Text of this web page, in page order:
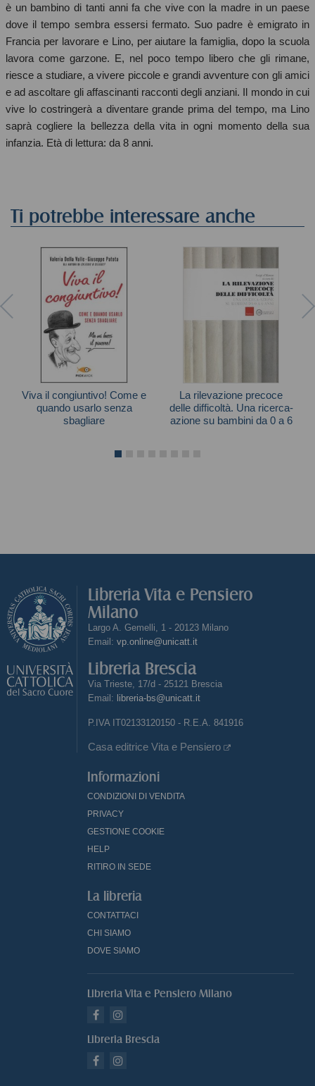
è un bambino di tanti anni fa che vive con la madre in un paese
dove il tempo sembra essersi fermato. Suo padre è emigrato in
Francia per lavorare e Lino, per aiutare la famiglia, dopo la scuola
lavora come garzone. E, nel poco tempo libero che gli rimane,
riesce a studiare, a vivere piccole e grandi avventure con gli amici
e ad ascoltare gli affascinanti racconti degli anziani. Il mondo in cui
vive lo costringerà a diventare grande prima del tempo, ma Lino
saprà cogliere la bellezza della vita in ogni momento della sua
infanzia. Età di lettura: da 8 anni.
Ti potrebbe interessare anche
Viva il congiuntivo! Come e
quando usarlo senza
sbagliare
La rilevazione precoce
delle difficoltà. Una ricerca-
azione su bambini da 0 a 6
Libreria Vita e Pensiero
Milano
Largo A. Gemelli, 1 - 20123 Milano
Email: vp.online@unicatt.it
Libreria Brescia
Via Trieste, 17/d - 25121 Brescia
Email: libreria-bs@unicatt.it
P.IVA IT02133120150 - R.E.A. 841916
Casa editrice Vita e Pensiero
Informazioni
CONDIZIONI DI VENDITA
PRIVACY
GESTIONE COOKIE
HELP
RITIRO IN SEDE
La libreria
CONTATTACI
CHI SIAMO
DOVE SIAMO
Libreria Vita e Pensiero Milano
Libreria Brescia